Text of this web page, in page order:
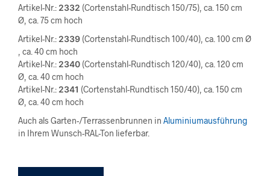
Artikel-Nr.: 2332 (Cortenstahl-Rundtisch 150/75), ca. 150 cm
Ø, ca. 75 cm hoch
Artikel-Nr.: 2339 (Cortenstahl-Rundtisch 100/40), ca. 100 cm Ø
, ca. 40 cm hoch
Artikel-Nr.: 2340 (Cortenstahl-Rundtisch 120/40), ca. 120 cm
Ø, ca. 40 cm hoch
Artikel-Nr.: 2341 (Cortenstahl-Rundtisch 150/40), ca. 150 cm
Ø, ca. 40 cm hoch
Auch als Garten-/Terrassenbrunnen in Aluminiumausführung
in Ihrem Wunsch-RAL-Ton lieferbar.